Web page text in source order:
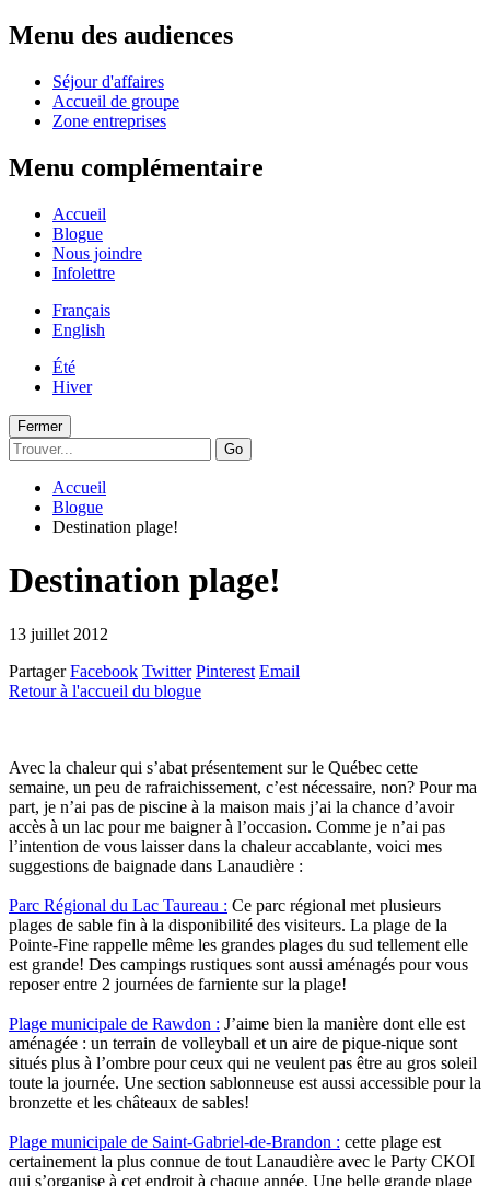
Menu des audiences
Séjour d'affaires
Accueil de groupe
Zone entreprises
Menu complémentaire
Accueil
Blogue
Nous joindre
Infolettre
Français
English
Été
Hiver
Fermer
Go
Accueil
Blogue
Destination plage!
Destination plage!
13 juillet 2012
Partager Facebook Twitter Pinterest Email
Retour à l'accueil du blogue
Avec la chaleur qui s’abat présentement sur le Québec cette
semaine, un peu de rafraichissement, c’est nécessaire, non? Pour ma
part, je n’ai pas de piscine à la maison mais j’ai la chance d’avoir
accès à un lac pour me baigner à l’occasion. Comme je n’ai pas
l’intention de vous laisser dans la chaleur accablante, voici mes
suggestions de baignade dans Lanaudière :
Parc Régional du Lac Taureau : Ce parc régional met plusieurs
plages de sable fin à la disponibilité des visiteurs. La plage de la
Pointe-Fine rappelle même les grandes plages du sud tellement elle
est grande! Des campings rustiques sont aussi aménagés pour vous
reposer entre 2 journées de farniente sur la plage!
Plage municipale de Rawdon : J’aime bien la manière dont elle est
aménagée : un terrain de volleyball et un aire de pique-nique sont
situés plus à l’ombre pour ceux qui ne veulent pas être au gros soleil
toute la journée. Une section sablonneuse est aussi accessible pour la
bronzette et les châteaux de sables!
Plage municipale de Saint-Gabriel-de-Brandon : cette plage est
certainement la plus connue de tout Lanaudière avec le Party CKOI
qui s’organise à cet endroit à chaque année. Une belle grande plage